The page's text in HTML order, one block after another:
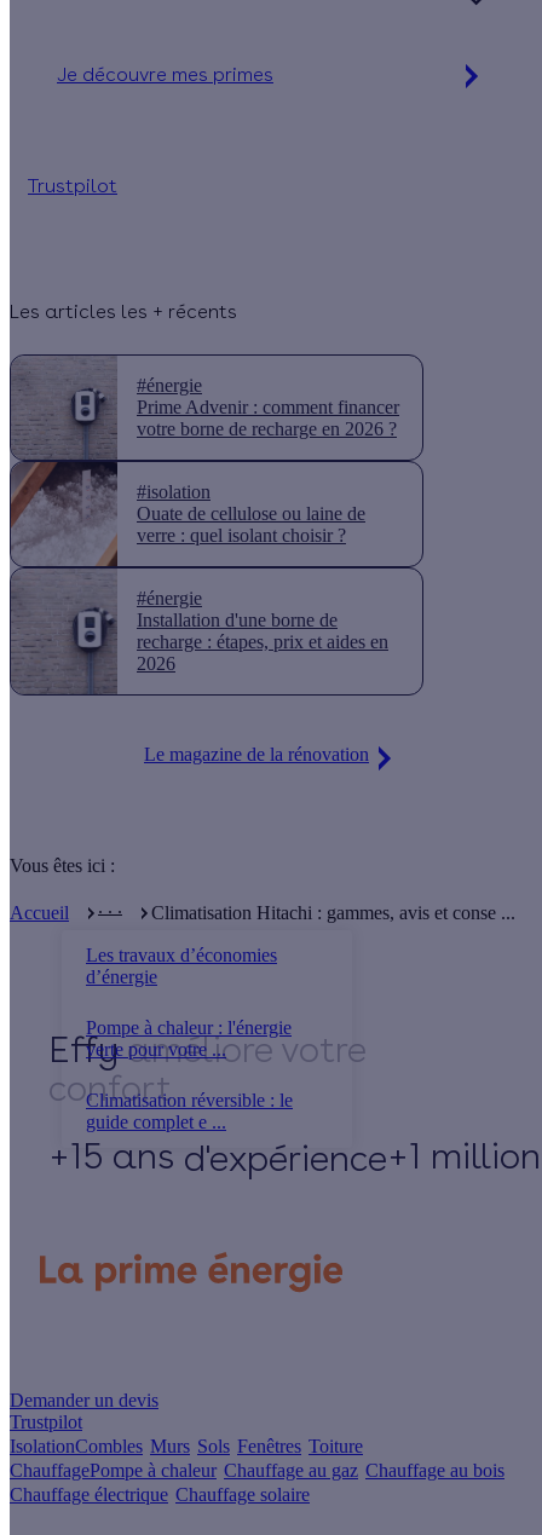
Je découvre mes primes
Trustpilot
Les articles les + récents
#énergie
Prime Advenir : comment financer
votre borne de recharge en 2026 ?
#isolation
Ouate de cellulose ou laine de
verre : quel isolant choisir ?
#énergie
Installation d'une borne de
recharge : étapes, prix et aides en
2026
Le magazine de la rénovation
Vous êtes ici :
Accueil . . .
Les travaux d’économies
d’énergie
Pompe à chaleur : l'énergie
verte pour votre ...
Climatisation réversible : le
guide complet e ...
Climatisation Hitachi : gammes, avis et conse ...
Effy
+15 ans d'expérience+1
Demander un devis
Trustpilot
IsolationCombles Murs Sols Fenêtres Toiture
ChauffagePompe à chaleur Chauffage au gaz Chauffage au bois
Chauffage électrique Chauffage solaire